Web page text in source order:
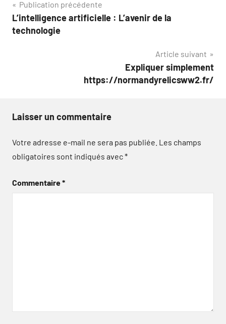
Navigation
de
Publication précédente
L’intelligence artificielle : L’avenir de la
technologie
Article suivant
Expliquer simplement
https://normandyrelicsww2.fr/
Laisser un commentaire
Votre adresse e-mail ne sera pas publiée. Les champs
obligatoires sont indiqués avec*
Commentaire*